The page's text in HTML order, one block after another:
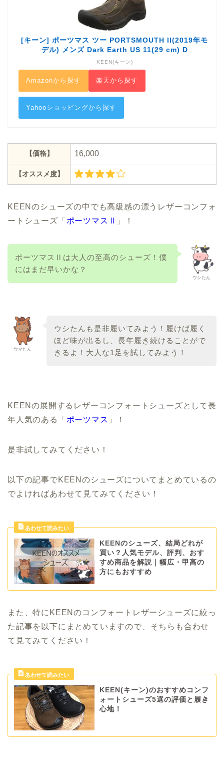
[キーン] ポーツマス ツー PORTSMOUTH II(2019年モ
デル) メンズ Dark Earth US 11(29 cm) D
KEEN(キーン)
Amazonから探す 楽天から探す
Yahooショッピングから探す
【価格】 16,000
【オススメ度】
KEENのシューズの中でも高級感の漂うレザーコンフォ
ートシューズ「 ポーツマスⅡ 」！
ウシたん
ポーツマスⅡは大人の至高のシューズ！僕
にはまだ早いかな？
ウマたん
ウシたんも是非履いてみよう！履けば履く
ほど味が出るし、長年履き続けることがで
きるよ！大人な1足を試してみよう！
KEENの展開するレザーコンフォートシューズとして長
年人気のある「 ポーツマス 」！
是非試してみてください！
以下の記事でKEENのシューズについてまとめているの
でよければあわせて見てみてください！
KEENのシューズ、結局どれが
買い？人気モデル、評判、おす
すめ商品を解説｜幅広・甲高の
方にもおすすめ
また、特にKEENのコンフォートレザーシューズに絞っ
た記事を以下にまとめていますので、そちらも合わせ
て見てみてください！
KEEN(キーン)のおすすめコンフ
ォートシューズ5選の評価と履き
心地！